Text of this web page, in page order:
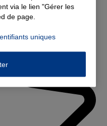
via le lien "Gérer les
de page.
uniques